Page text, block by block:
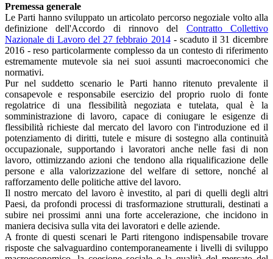
Premessa generale
Le Parti hanno sviluppato un articolato percorso negoziale volto alla
definizione dell'Accordo di rinnovo del Contratto Collettivo
Nazionale di Lavoro del 27 febbraio 2014- scaduto il 31 dicembre
2016 - reso particolarmente complesso da un contesto di riferimento
estremamente mutevole sia nei suoi assunti macroeconomici che
normativi.
Pur nel suddetto scenario le Parti hanno ritenuto prevalente il
consapevole e responsabile esercizio del proprio ruolo di fonte
regolatrice di una flessibilità negoziata e tutelata, qual è la
somministrazione di lavoro, capace di coniugare le esigenze di
flessibilità richieste dal mercato del lavoro con l'introduzione ed il
potenziamento di diritti, tutele e misure di sostegno alla continuità
occupazionale, supportando i lavoratori anche nelle fasi di non
lavoro, ottimizzando azioni che tendono alla riqualificazione delle
persone e alla valorizzazione del welfare di settore, nonché al
rafforzamento delle politiche attive del lavoro.
Il nostro mercato del lavoro è investito, al pari di quelli degli altri
Paesi, da profondi processi di trasformazione strutturali, destinati a
subire nei prossimi anni una forte accelerazione, che incidono in
maniera decisiva sulla vita dei lavoratori e delle aziende.
A fronte di questi scenari le Parti ritengono indispensabile trovare
risposte che salvaguardino contemporaneamente i livelli di sviluppo